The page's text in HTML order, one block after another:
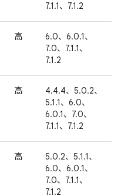
7.1.1、7.1.2
高
6.0、6.0.1、
7.0、7.1.1、
7.1.2
高
4.4.4、5.0.2、
5.1.1、6.0、
6.0.1、7.0、
7.1.1、7.1.2
高
5.0.2、5.1.1、
6.0、6.0.1、
7.0、7.1.1、
7.1.2